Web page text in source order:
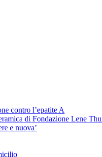
contro l’epatite A
di Fondazione Lene
e nuova’